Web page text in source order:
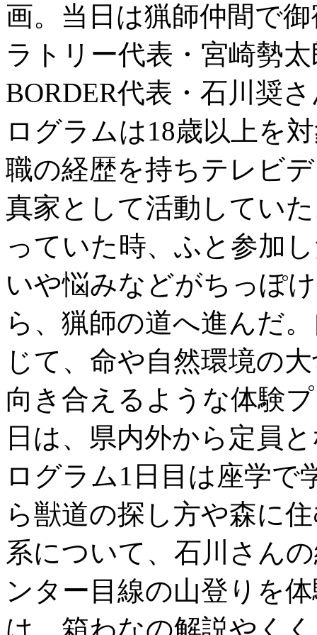
画。当日は猟師仲間で
ラトリー代表・宮崎勢
BORDER代表・石川奨
ログラムは18歳以上を
職の経歴を持ちテレビ
真家として活動してい
っていた時、ふと参加
いや悩みなどがちっぽ
ら、猟師の道へ進んだ
じて、命や自然環境の
向き合えるような体験
日は、県内外から定員
ログラム1日目は座学で
ら獣道の探し方や森に
系について、石川さん
ンター目線の山登りを